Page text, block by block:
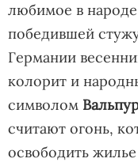
любимое в
победившей
Германии
колорит и
символом
считают огонь,
освободить